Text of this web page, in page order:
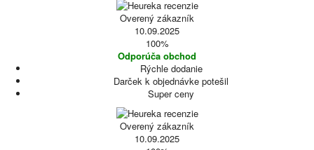
Overený zákazník
10.09.2025
100%
Odporúča obchod
Rýchle dodanie
Darček k objednávke potešil
Super ceny
Overený zákazník
10.09.2025